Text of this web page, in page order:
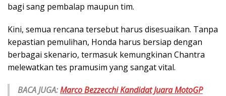
bagi sang pembalap maupun tim.
Kini, semua rencana tersebut harus disesuaikan. Tanpa
kepastian pemulihan, Honda harus bersiap dengan
berbagai skenario, termasuk kemungkinan Chantra
melewatkan tes pramusim yang sangat vital.
BACA JUGA:Marco Bezzecchi Kandidat Juara MotoGP